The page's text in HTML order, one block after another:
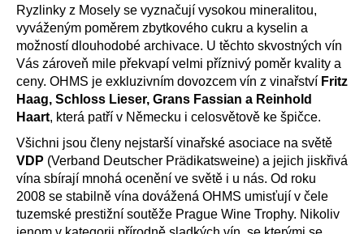
Ryzlinky z Mosely se vyznačují vysokou mineralitou,
vyváženým poměrem zbytkového cukru a kyselin a
možností dlouhodobé archivace. U těchto skvostných vín
Vás zároveň mile překvapí velmi příznivý poměr kvality a
ceny. OHMS je exkluzivním dovozcem vín z vinařství Fritz
Haag, Schloss Lieser, Grans Fassian a Reinhold
Haart, která patří v Německu i celosvětově ke špičce.
Všichni jsou členy nejstarší vinařské asociace na světě
VDP (Verband Deutscher Prädikatsweine) a jejich jiskřivá
vína sbírají mnohá ocenění ve světě i u nás. Od roku
2008 se stabilně vína dovážená OHMS umisťují v čele
tuzemské prestižní soutěže Prague Wine Trophy. Nikoliv